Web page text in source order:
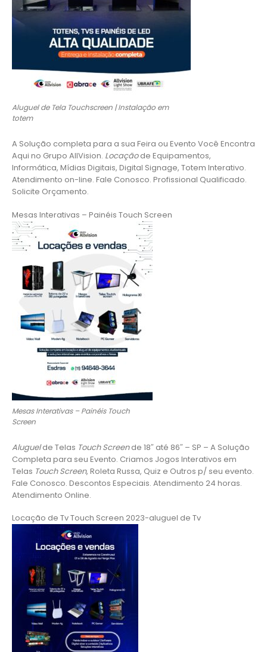
Aluguel de Tela Touchscreen | Instalação em
totem
A Solução completa para a sua Feira ou Evento Você Encontra
Aqui no Grupo AllVision. Locaçãode Equipamentos,
Informática, Mídias Digitais, Digital Signage, Totem Interativo.
Atendimento on-line. Fale Conosco. Profissional Qualificado.
Solicite Orçamento.
Mesas Interativas – Painéis Touch Screen
Mesas Interativas – Painéis Touch
Screen
Aluguelde Telas Touch Screende 18″ até 86″ – SP – A Solução
Completa para seu Evento. Criamos Jogos Interativos em
Telas Touch Screen, Roleta Russa, Quiz e Outros p/ seu evento.
Fale Conosco. Descontos Especiais. Atendimento 24 horas.
Atendimento Online.
Locação de Tv Touch Screen 2023-aluguel de Tv